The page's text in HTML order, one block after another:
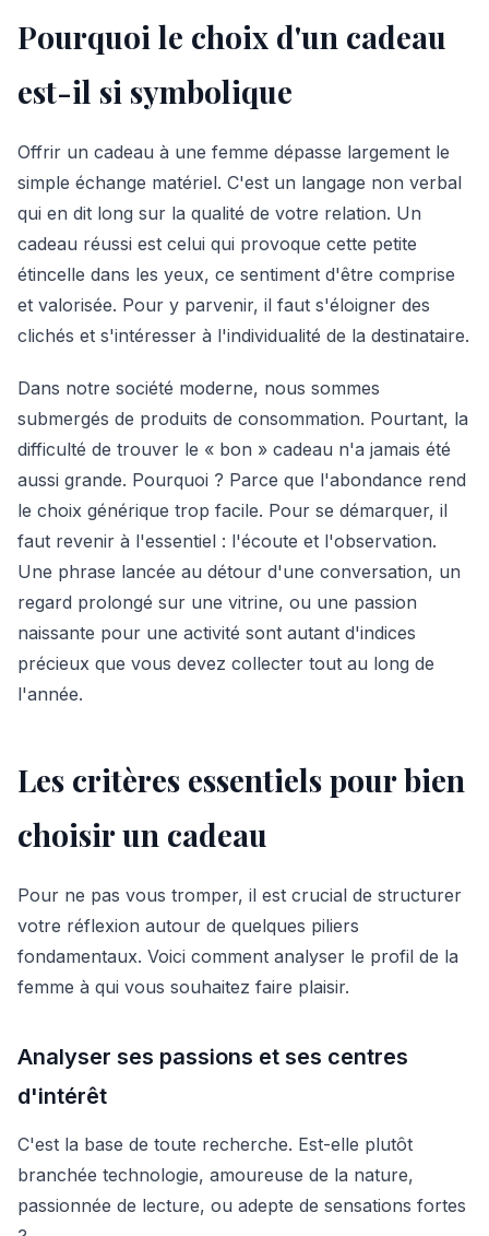
Pourquoi le choix d'un cadeau
est-il si symbolique
Offrir un cadeau à une femme dépasse largement le
simple échange matériel. C'est un langage non verbal
qui en dit long sur la qualité de votre relation. Un
cadeau réussi est celui qui provoque cette petite
étincelle dans les yeux, ce sentiment d'être comprise
et valorisée. Pour y parvenir, il faut s'éloigner des
clichés et s'intéresser à l'individualité de la destinataire.
Dans notre société moderne, nous sommes
submergés de produits de consommation. Pourtant, la
difficulté de trouver le « bon » cadeau n'a jamais été
aussi grande. Pourquoi ? Parce que l'abondance rend
le choix générique trop facile. Pour se démarquer, il
faut revenir à l'essentiel : l'écoute et l'observation.
Une phrase lancée au détour d'une conversation, un
regard prolongé sur une vitrine, ou une passion
naissante pour une activité sont autant d'indices
précieux que vous devez collecter tout au long de
l'année.
Les critères essentiels pour bien
choisir un cadeau
Pour ne pas vous tromper, il est crucial de structurer
votre réflexion autour de quelques piliers
fondamentaux. Voici comment analyser le profil de la
femme à qui vous souhaitez faire plaisir.
Analyser ses passions et ses centres
d'intérêt
C'est la base de toute recherche. Est-elle plutôt
branchée technologie, amoureuse de la nature,
passionnée de lecture, ou adepte de sensations fortes